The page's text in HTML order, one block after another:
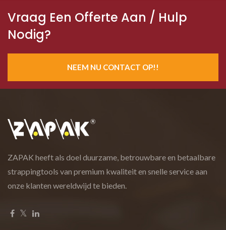
Vraag Een Offerte Aan / Hulp
Nodig?
NEEM NU CONTACT OP!!
ZAPAK heeft als doel duurzame, betrouwbare en betaalbare
strappingtools van premium kwaliteit en snelle service aan
onze klanten wereldwijd te bieden.